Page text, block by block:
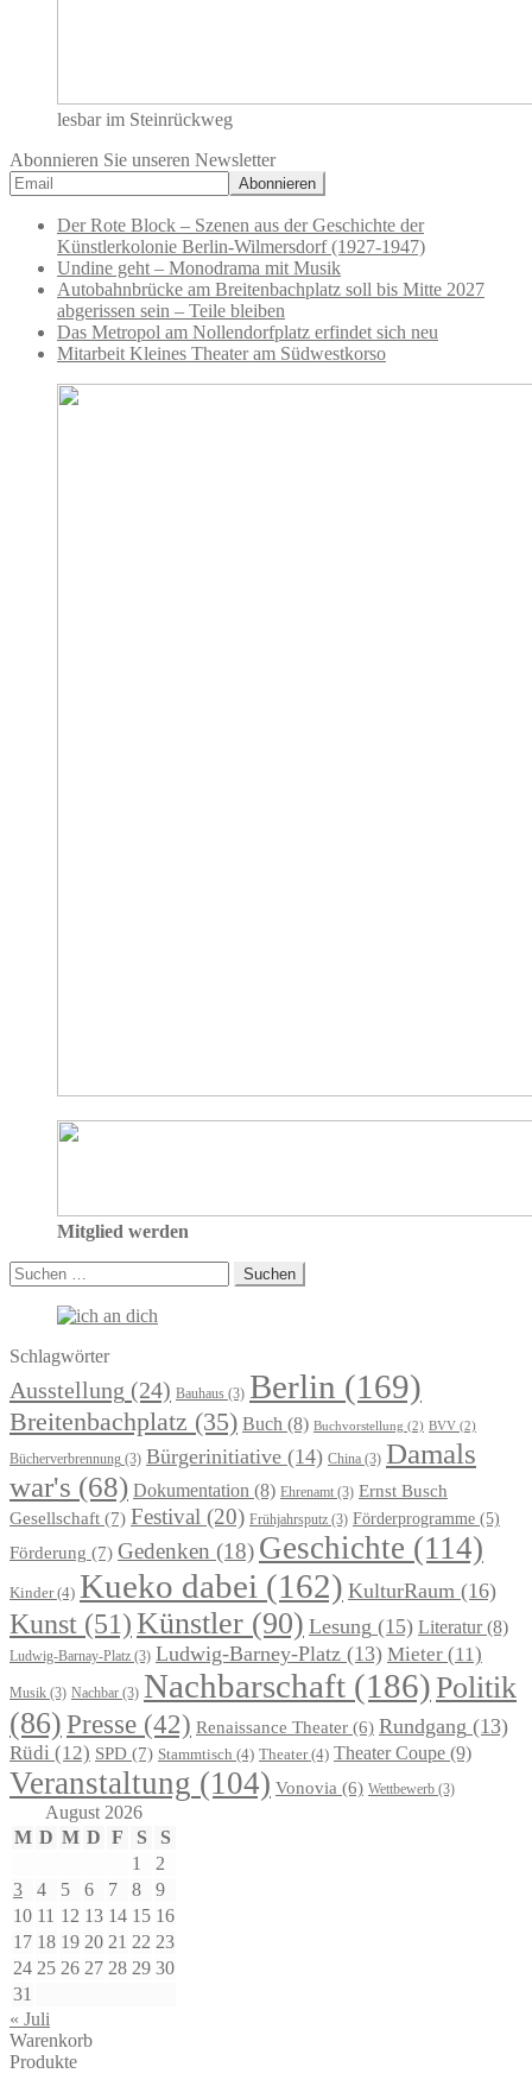
lesbar im Steinrückweg
Abonnieren Sie unseren Newsletter
Der Rote Block – Szenen aus der Geschichte der
Künstlerkolonie Berlin-Wilmersdorf (1927-1947)
Undine geht – Monodrama mit Musik
Autobahnbrücke am Breitenbachplatz soll bis Mitte 2027
abgerissen sein – Teile bleiben
Das Metropol am Nollendorfplatz erfindet sich neu
Mitarbeit Kleines Theater am Südwestkorso
Mitglied werden
Suchen
nach:
Schlagwörter
Ausstellung (24) Bauhaus (3) Berlin (169)
Breitenbachplatz (35) Buch (8) Buchvorstellung (2) BVV (2)
Bücherverbrennung (3) Bürgerinitiative (14) China (3) Damals
war's (68) Dokumentation (8) Ehrenamt (3) Ernst Busch
Gesellschaft (7) Festival (20) Frühjahrsputz (3) Förderprogramme (5)
Förderung (7) Gedenken (18) Geschichte (114)
Kinder(4) Kueko dabei (162) KulturRaum (16)
Kunst (51)Künstler (90) Lesung (15) Literatur(8)
Ludwig-Barnay-Platz (3) Ludwig-Barney-Platz (13) Mieter (11)
Musik (3) Nachbar (3) Nachbarschaft (186)Politik
(86) Presse (42) Renaissance Theater (6) Rundgang (13)
Rüdi (12) SPD (7) Stammtisch (4) Theater(4) Theater Coupe (9)
Veranstaltung (104) Vonovia (6) Wettbewerb (3)
August 2026
M D M D F S
S
1
2
3
4 5 6 7 8
9
10 11 12 13 14 15 16
17 18 19 20 21 22 23
24 25 26 27 28 29 30
31
« Juli
Warenkorb
Produkte